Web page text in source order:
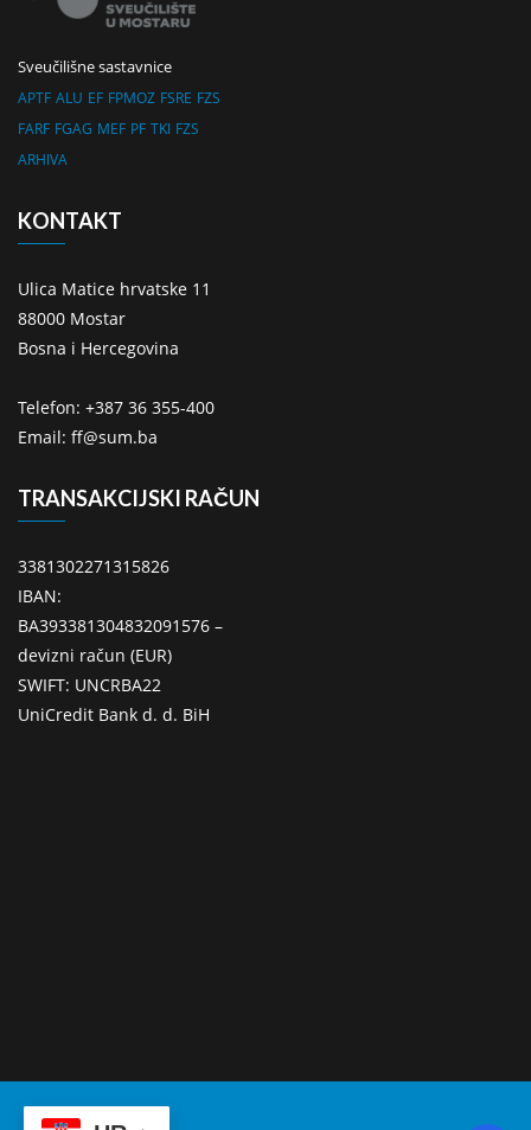
Sveučilišne sastavnice
APTF ALU EF FPMOZ FSRE FZS
FARF FGAG MEF PF TKI FZS
ARHIVA
KONTAKT
Ulica Matice hrvatske 11
88000 Mostar
Bosna i Hercegovina
Telefon: +387 36 355-400
Email: ff@sum.ba
TRANSAKCIJSKI RAČUN
3381302271315826
IBAN:
BA393381304832091576 –
devizni račun (EUR)
SWIFT: UNCRBA22
UniCredit Bank d. d. BiH